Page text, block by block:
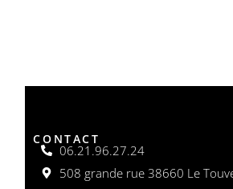
CONTACT
06.21.96.27.24
508 grande rue 38660 Le